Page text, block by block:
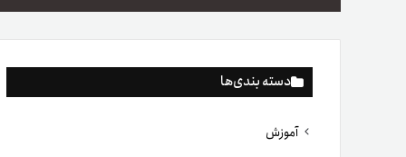
سرمایه‌گذاری آسان
دسته بندی‌ها
آموزش